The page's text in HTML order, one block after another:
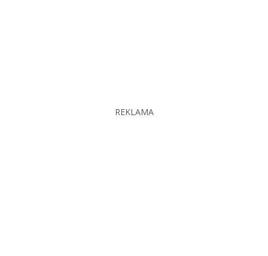
REKLAMA